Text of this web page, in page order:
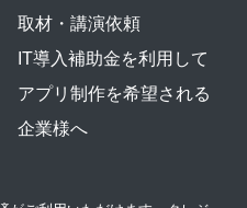
取材・講演依頼
IT導入補助金を利用して
アプリ制作を希望される
企業様へ